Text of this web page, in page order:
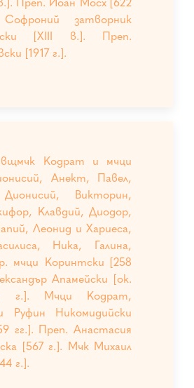
затворник
[XIII в.]. Преп.
[1917 г.].
Кодрат и мчци
Анект, Павел,
Викторин,
Клавдий, Диодор,
Леонид и Хариеса,
Ника, Галина,
мчци Коринтски [258
Апамейски [ок.
г.]. Мчци Кодрат,
Руфин Никомидийски
гг.]. Преп. Анастасия
[567 г.]. Мчк Михаил
г.].